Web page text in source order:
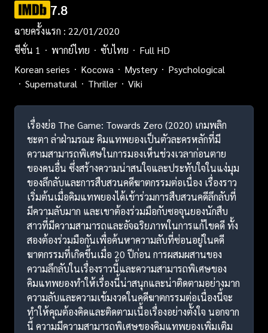
7.8
ฉายครั้งแรก : 22/01/2020
ซีซั่น 1
พากย์ไทย ซับไทย
Full HD
Korean series
Kocowa Mystery
Psychological
Supernatural
Thriller Viki
เรื่องย่อ The Game: Towards Zero (2020) เกมพลิก
ชะตา ล่าฝ่ามรณะ คิมแทพยองเป็นตัวละครหลักที่มี
ความสามารถพิเศษในการมองเห็นช่วงเวลาก่อนตาย
ของคนอื่น ซึ่งสร้างความน่าสนใจและประทับใจในแง่มุม
ของลึกลับและการสืบสวนคดีฆาตกรรมต่อเนื่อง เรื่องราว
เริ่มต้นเมื่อคิมแทพยองได้เข้าร่วมการสืบสวนคดีลึกลับที่
มีความลับมาก และเขาต้องร่วมมือกับซอจุนยองนักสืบ
สาวที่มีความสามารถและอัจฉริยภาพในการแก้ไขคดี ทั้ง
สองต้องร่วมมือกันเพื่อค้นหาความลับที่ซ่อนอยู่ในคดี
ฆาตกรรมที่เกิดขึ้นเมื่อ 20 ปีก่อน การผสมผสานของ
ความลึกลับในเรื่องราวนี้และความสามารถพิเศษของ
คิมแทพยองทำให้เรื่องนี้น่าสนุกและน่าติดตามอย่างมาก
ความลับและความเข้มงวดในคดีฆาตกรรมต่อเนื่องนี้จะ
ทำให้คุณต้องคิดและติดตามเนื้อเรื่องอย่างตั้งใจ นอกจาก
นี้ ความมีความสามารถพิเศษของคิมแทพยองเพิ่มเติม